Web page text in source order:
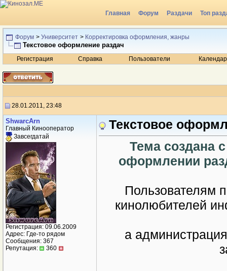
Главная Форум Раздачи Топ
Радио
Форум > Университет > Корректировка оформления, жанры
Текстовое оформление раздач
Регистрация Справка Пользователи
28.01.2011, 23:48
ShwarcArn
Главный Кинооператор
Завсегдатай
Регистрация: 09.06.2009
Адрес: Где-то рядом
Сообщения: 367
Репутация:
360
Текстовое
Тема создана
оформлении
Пользователям
кинолюбителей
а